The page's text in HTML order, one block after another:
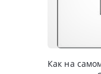
Как на